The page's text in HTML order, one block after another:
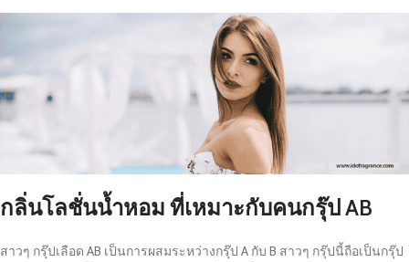
กลิ่นโลชั่นน้ำหอม ที่เหมาะกับคนกรุ๊ป AB
สาวๆ กรุ๊ปเลือด AB เป็นการผสมระหว่างกรุ๊ป A กับ B สาวๆ กรุ๊ปนี้ถือเป็นกรุ๊ป